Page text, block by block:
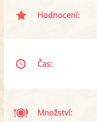
Hodnocení:
Čas:
Množství: